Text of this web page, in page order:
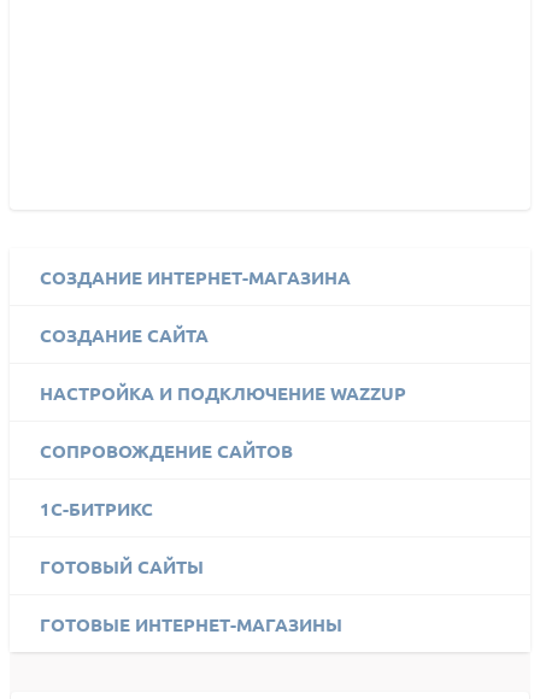
СОЗДАНИЕ ИНТЕРНЕТ-МАГАЗИНА
СОЗДАНИЕ САЙТА
НАСТРОЙКА И ПОДКЛЮЧЕНИЕ WAZZUP
СОПРОВОЖДЕНИЕ САЙТОВ
1C-БИТРИКС
ГОТОВЫЙ САЙТЫ
ГОТОВЫЕ ИНТЕРНЕТ-МАГАЗИНЫ